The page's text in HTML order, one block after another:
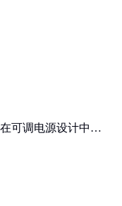
可调电源设计中的